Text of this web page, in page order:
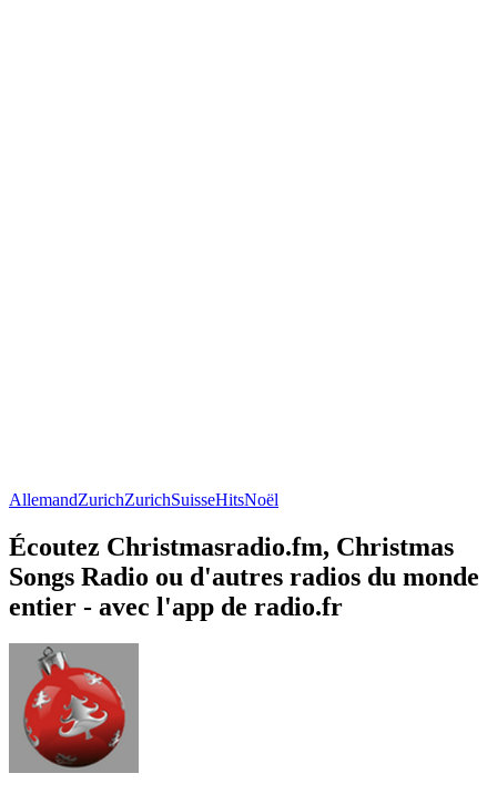
AllemandZurichZurichSuisseHitsNoël
Écoutez Christmasradio.fm, Christmas
Songs Radio ou d'autres radios du monde
entier - avec l'app de radio.fr